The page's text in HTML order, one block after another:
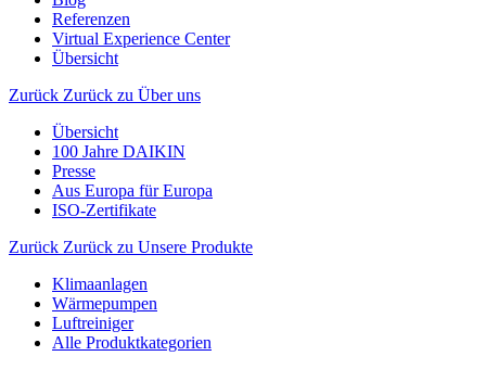
Referenzen
Virtual Experience Center
Übersicht
Zurück Zurück zu Über uns
Übersicht
100 Jahre DAIKIN
Presse
Aus Europa für Europa
ISO-Zertifikate
Zurück Zurück zu Unsere Produkte
Klimaanlagen
Wärmepumpen
Luftreiniger
Alle Produktkategorien